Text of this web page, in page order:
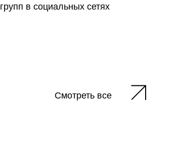
групп в социальных сетях
Смотреть все